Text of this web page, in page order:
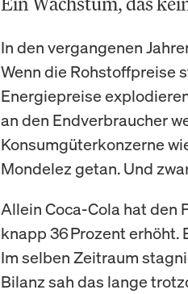
In den vergangenen
Wenn die Rohstoffpreise
Energiepreise
an den Endverbraucher
Konsumgüterkonzerne
Mondelez getan. Und
Allein Coca-Cola hat den
knapp 36 Prozent erhöht.
Im selben Zeitraum
Bilanz sah das lange